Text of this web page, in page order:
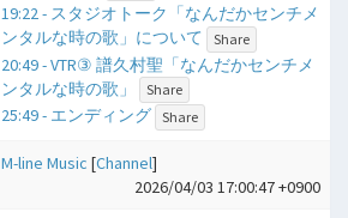
19:22 - スタジオトーク「なんだかセンチメ
ンタルな時の歌」について
Share
20:49 - VTR③ 譜久村聖「なんだかセンチメ
ンタルな時の歌」
Share
25:49 - エンディング Share
M-line Music [Channel]
2026/04/03 17:00:47 +0900